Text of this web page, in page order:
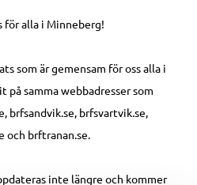
för alla i Minneberg!
som är gemensam för oss alla i
samma webbadresser som
brfsandvik.se, brfsvartvik.se,
och brftranan.se.
inte längre och kommer